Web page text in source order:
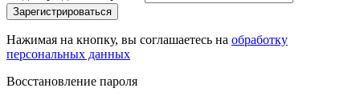
Зарегистрироваться
Нажимая на кнопку, вы соглашаетесь на обработку
персональных данных
Восстановление пароля